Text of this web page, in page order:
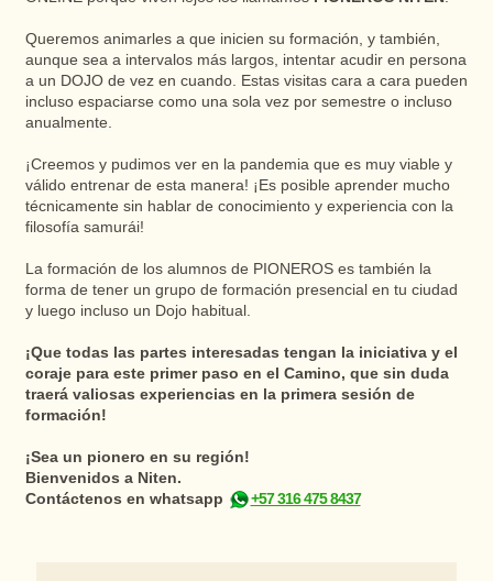
Queremos animarles a que inicien su formación, y también,
aunque sea a intervalos más largos, intentar acudir en persona
a un DOJO de vez en cuando. Estas visitas cara a cara pueden
incluso espaciarse como una sola vez por semestre o incluso
anualmente.
¡Creemos y pudimos ver en la pandemia que es muy viable y
válido entrenar de esta manera! ¡Es posible aprender mucho
técnicamente sin hablar de conocimiento y experiencia con la
filosofía samurái!
La formación de los alumnos de PIONEROS es también la
forma de tener un grupo de formación presencial en tu ciudad
y luego incluso un Dojo habitual.
¡Que todas las partes interesadas tengan la iniciativa y el
coraje para este primer paso en el Camino, que sin duda
traerá valiosas experiencias en la primera sesión de
formación!
¡Sea un pionero en su región!
Bienvenidos a Niten.
Contáctenos en whatsapp
+57 316 475 8437